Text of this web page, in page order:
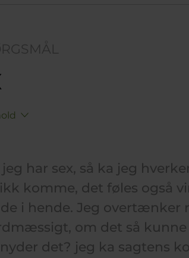
har sex, så ka jeg
komme, det føles også
i hende. Jeg overtænker
om det så
det? jeg ka sagtens